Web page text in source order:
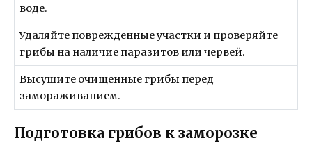
воде.
Удаляйте поврежденные участки и проверяйте
грибы на наличие паразитов или червей.
Высушите очищенные грибы перед
замораживанием.
Подготовка грибов к заморозке